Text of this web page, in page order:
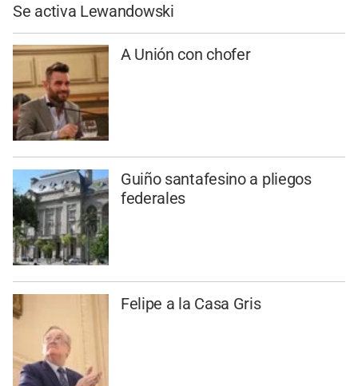
Se activa Lewandowski
A Unión con chofer
Guiño santafesino a pliegos
federales
Felipe a la Casa Gris